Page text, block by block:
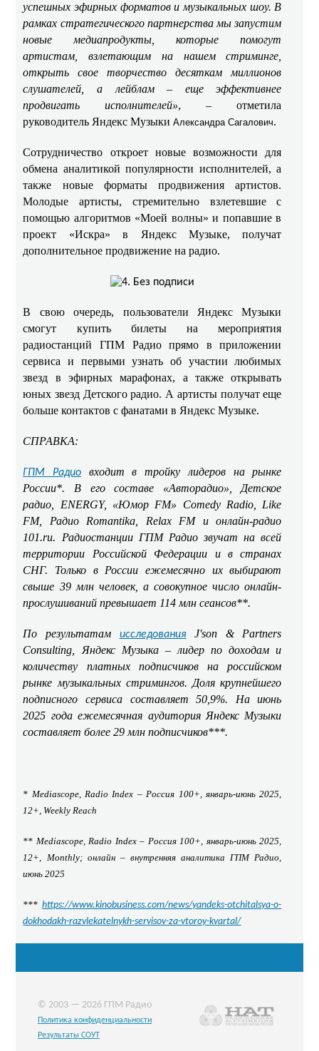
успешных эфирных форматов и музыкальных шоу. В
рамках стратегического партнерства мы запустим
новые медиапродукты, которые помогут
артистам, взлетающим на нашем стриминге,
открыть свое творчество десяткам миллионов
слушателей, а лейблам – еще эффективнее
продвигать исполнителей», – отметила
руководитель Яндекс МузыкиАлександра Сагалович.
Сотрудничество откроет новые возможности для
обмена аналитикой популярности исполнителей, а
также новые форматы продвижения артистов.
Молодые артисты, стремительно взлетевшие с
помощью алгоритмов «Моей волны» и попавшие в
проект «Искра» в Яндекс Музыке, получат
дополнительное продвижение на радио.
В свою очередь, пользователи Яндекс Музыки
смогут купить билеты на мероприятия
радиостанций ГПМ Радио прямо в приложении
сервиса и первыми узнать об участии любимых
звезд в эфирных марафонах, а также открывать
юных звезд Детского радио. А артисты получат еще
больше контактов с фанатами в Яндекс Музыке.
СПРАВКА:
ГПМ Радио входит в тройку лидеров на рынке
России*. В его составе «Авторадио», Детское
радио, ENERGY, «Юмор FM» Comedy Radio, Like
FM, Радио Romantika, Relax FM и онлайн-радио
101.ru. Радиостанции ГПМ Радио звучат на всей
территории Российской Федерации и в странах
СНГ. Только в России ежемесячно их выбирают
свыше 39 млн человек, а совокупное число онлайн-
прослушиваний превышает 114 млн сеансов**.
По результатам исследованияJ'son & Partners
Consulting, Яндекс Музыка – лидер по доходам и
количеству платных подписчиков на российском
рынке музыкальных стримингов. Доля крупнейшего
подписного сервиса составляет 50,9%. На июнь
2025 года ежемесячная аудитория Яндекс Музыки
составляет более 29 млн подписчиков***.
* Mediascope, Radio Index –Россия 100+,январь-июнь2025,
12+, Weekly Reach
** Mediascope, Radio Index – Россия100+,январь-июнь2025,
12+, Monthly; онлайн– внутренняя аналитика ГПМ Радио,
июнь 2025
***https://www.kinobusiness.com/news/yandeks-otchitalsya-o-
dokhodakh-razvlekatelnykh-servisov-za-vtoroy-kvartal/
© 2003 — 2026 ГПМ Радио
Политика конфиденциальности
Результаты СОУТ